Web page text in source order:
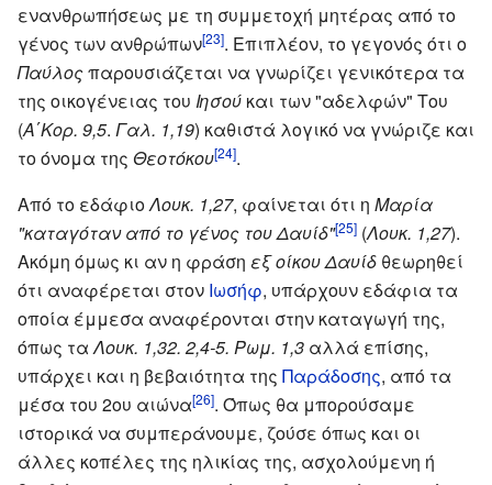
ενανθρωπήσεως με τη συμμετοχή μητέρας από το
γένος των ανθρώπων[23]. Επιπλέον, το γεγονός ότι ο
Παύλοςπαρουσιάζεται να γνωρίζει γενικότερα τα
της οικογένειας του Ιησού και των "αδελφών" Του
(Α΄Κορ. 9,5. Γαλ. 1,19) καθιστά λογικό να γνώριζε και
το όνομα της Θεοτόκου[24].
Από το εδάφιοΛουκ. 1,27, φαίνεται ότι η Μαρία
"καταγόταν από το γένος του Δαυίδ"[25] (Λουκ. 1,27).
Ακόμη όμως κι αν η φράση εξ οίκου Δαυίδ θεωρηθεί
ότι αναφέρεται στον Ιωσήφ, υπάρχουν εδάφια τα
οποία έμμεσα αναφέρονται στην καταγωγή της,
όπως τα Λουκ. 1,32. 2,4-5. Ρωμ. 1,3 αλλά επίσης,
υπάρχει και η βεβαιότητα της Παράδοσης, από τα
μέσα του 2ου αιώνα[26]. Όπως θα μπορούσαμε
ιστορικά να συμπεράνουμε, ζούσε όπως και οι
άλλες κοπέλες της ηλικίας της, ασχολούμενη ή